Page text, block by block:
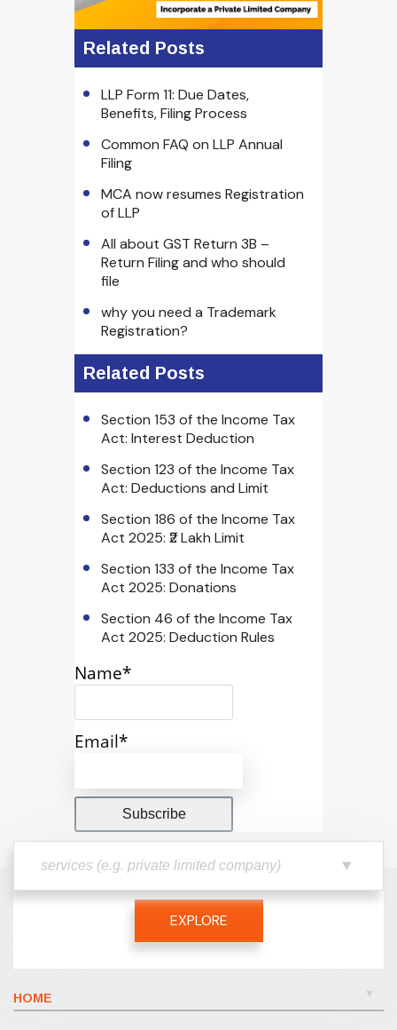
Related Posts
LLP Form 11: Due Dates,
Benefits, Filing Process
Common FAQ on LLP Annual
Filing
MCA now resumes Registration
of LLP
All about GST Return 3B –
Return Filing and who should
file
why you need a Trademark
Registration?
Related Posts
Section 153 of the Income Tax
Act: Interest Deduction
Section 123 of the Income Tax
Act: Deductions and Limit
Section 186 of the Income Tax
Act 2025: ₹2 Lakh Limit
Section 133 of the Income Tax
Act 2025: Donations
Section 46 of the Income Tax
Act 2025: Deduction Rules
Name*
Email*
EXPLORE
HOME